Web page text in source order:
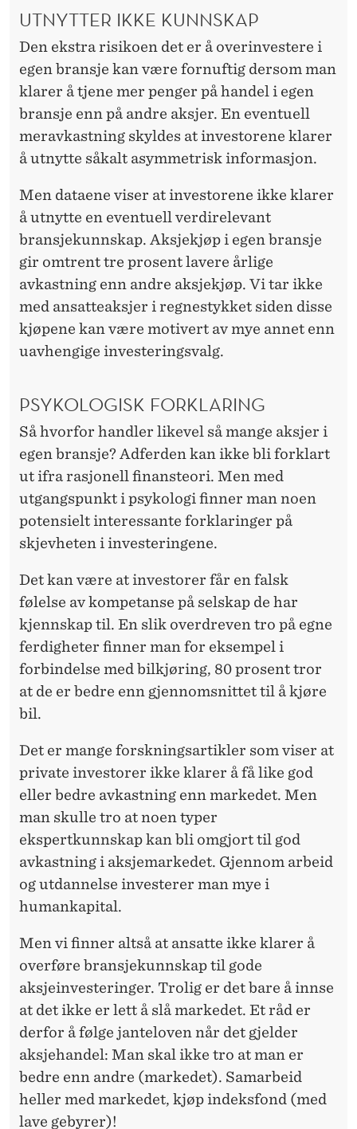
UTNYTTER IKKE KUNNSKAP
Den ekstra risikoen det er å overinvestere i
egen bransje kan være fornuftig dersom man
klarer å tjene mer penger på handel i egen
bransje enn på andre aksjer. En eventuell
meravkastning skyldes at investorene klarer
å utnytte såkalt asymmetrisk informasjon.
Men dataene viser at investorene ikke klarer
å utnytte en eventuell verdirelevant
bransjekunnskap. Aksjekjøp i egen bransje
gir omtrent tre prosent lavere årlige
avkastning enn andre aksjekjøp. Vi tar ikke
med ansatteaksjer i regnestykket siden disse
kjøpene kan være motivert av mye annet enn
uavhengige investeringsvalg.
PSYKOLOGISK FORKLARING
Så hvorfor handler likevel så mange aksjer i
egen bransje? Adferden kan ikke bli forklart
ut ifra rasjonell finansteori. Men med
utgangspunkt i psykologi finner man noen
potensielt interessante forklaringer på
skjevheten i investeringene.
Det kan være at investorer får en falsk
følelse av kompetanse på selskap de har
kjennskap til. En slik overdreven tro på egne
ferdigheter finner man for eksempel i
forbindelse med bilkjøring, 80 prosent tror
at de er bedre enn gjennomsnittet til å kjøre
bil.
Det er mange forskningsartikler som viser at
private investorer ikke klarer å få like god
eller bedre avkastning enn markedet. Men
man skulle tro at noen typer
ekspertkunnskap kan bli omgjort til god
avkastning i aksjemarkedet. Gjennom arbeid
og utdannelse investerer man mye i
humankapital.
Men vi finner altså at ansatte ikke klarer å
overføre bransjekunnskap til gode
aksjeinvesteringer. Trolig er det bare å innse
at det ikke er lett å slå markedet. Et råd er
derfor å følge janteloven når det gjelder
aksjehandel: Man skal ikke tro at man er
bedre enn andre (markedet). Samarbeid
heller med markedet, kjøp indeksfond (med
lave gebyrer)!